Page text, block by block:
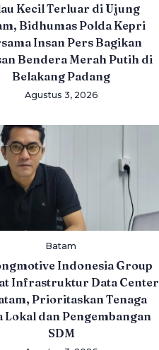
Kecil Terluar di Ujung
Bidhumas Polda Kepri
Insan Pers Bagikan
Bendera Merah Putih di
Belakang Padang
Agustus 3, 2026
Batam
Indonesia Group
Infrastruktur Data Center
Prioritaskan Tenaga
Lokal dan Pengembangan
SDM